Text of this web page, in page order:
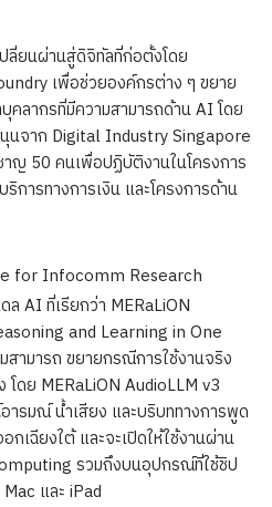
ลี่ยนผ่านสู่ดิจิทัลที่ก่อตั้งโดย
เพื่อช่วยองค์กรต่าง ๆ ขยาย
ลากรที่มีความสามารถด้าน AI โดย
นจาก Digital Industry Singapore
าญ 50 คนเพื่อปฏิบัติงานในโครงการ
การทางการเงิน และโครงการด้าน
for Infocomm Research
ล AI ที่เรียกว่า MERaLiON
and Learning in One
ามารถ ขยายกรณีการใช้งานจริง
โดย MERaLiON AudioLLM v3
ารมณ์ น้ำเสียง และบริบททางการพูด
กเฉียงใต้ และจะเปิดให้ใช้งานผ่าน
รวมถึงบนอุปกรณ์ที่ใช้ชิป
และ iPad